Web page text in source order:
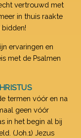
vertrouwd met
in thuis raakte
ervaringen en
met de Psalmen
termen vóór en na
geen vóór
in het begin al bij
(Joh.1) Jezus